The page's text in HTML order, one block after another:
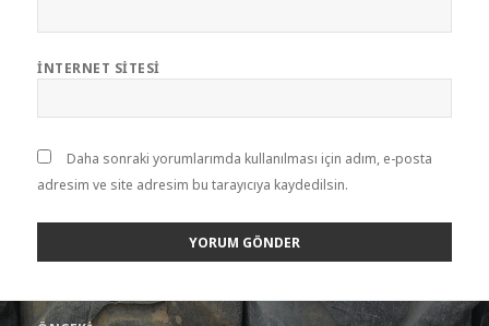
İNTERNET SITESI
Daha sonraki yorumlarımda kullanılması için adım, e-posta
adresim ve site adresim bu tarayıcıya kaydedilsin.
Yazı